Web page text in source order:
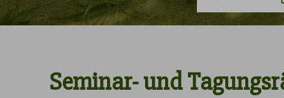
Seminar- und